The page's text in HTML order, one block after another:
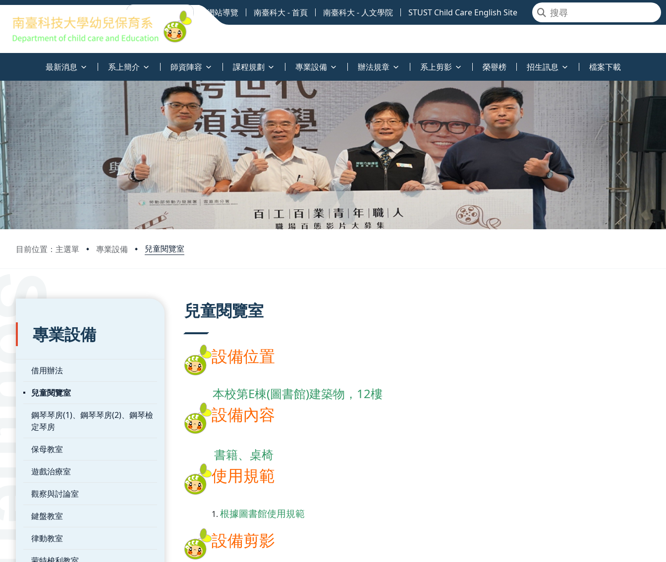
網站導覽 南臺科大 - 首頁 南臺科大 - 人文學院 STUST Child Care English Site
最新消息 系上簡介 師資陣容 課程規劃 專業設備 辦法規章 系上剪影 榮譽榜 招生訊息 檔案下載
目前位置：主選單 專業設備 兒童閱覽室
:::
專業設備
借用辦法
兒童閱覽室
鋼琴琴房(1)、鋼琴琴房(2)、鋼琴檢
定琴房
保母教室
遊戲治療室
觀察與討論室
鍵盤教室
律動教室
兒童閱覽室
設備位置
本校第E棟(圖書館)建築物，12樓
設備內容
書籍、桌椅
使用規範
根據圖書館使用規範
設備剪影